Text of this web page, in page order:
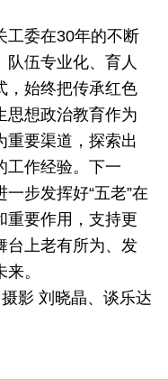
工委在30年的不断
队伍专业化、育人
，始终把传承红色
思想政治教育作为
重要渠道，探索出
工作经验。下一
步发挥好“五老”在
重要作用，支持更
台上老有所为、发
。
摄影 刘晓晶、谈乐达